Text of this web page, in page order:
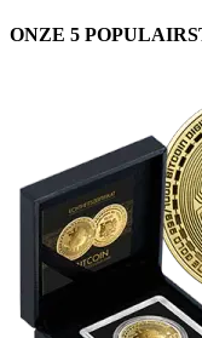
ONZE 5